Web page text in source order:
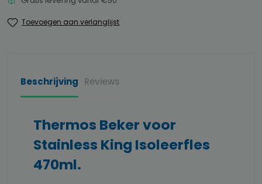
Toevoegen aan verlanglijst
Beschrijving Reviews
Thermos Beker voor
Stainless King Isoleerfles
470ml.